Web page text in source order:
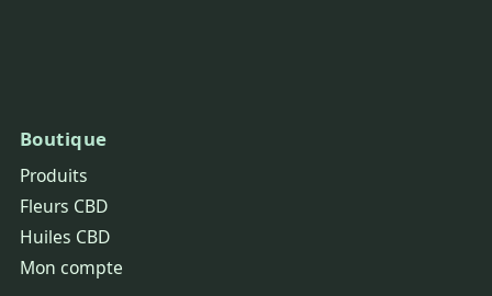
Boutique
Produits
Fleurs CBD
Huiles CBD
Mon compte